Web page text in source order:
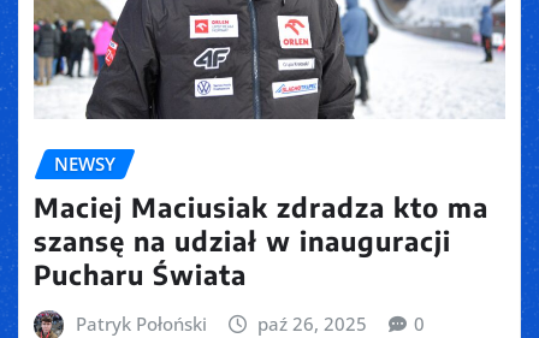
NEWSY
Maciej Maciusiak zdradza kto ma
szansę na udział w inauguracji
Pucharu Świata
Patryk Połoński paź 26, 2025 0